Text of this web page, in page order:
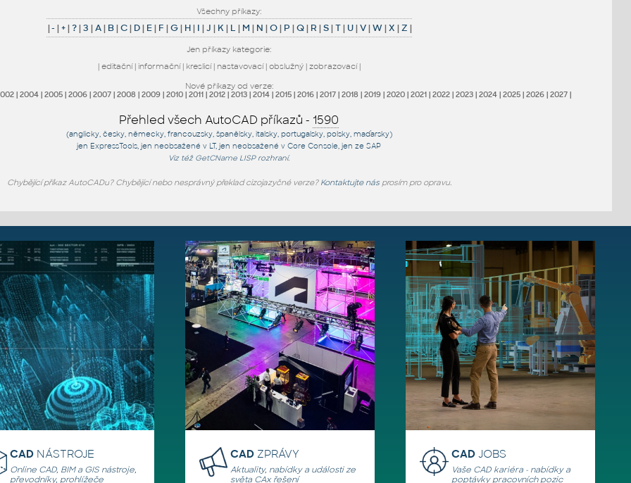
Všechny příkazy:
|- |+|?|3 |A| B|C| D| E| F |G| H| I |J | K| L | M | N |O| P |Q| R |S|T| U|V|W|X |Z |
Jen příkazy kategorie:
| editační| informační| kreslicí| nastavovací| obslužný| zobrazovací|
Nové příkazy od verze:
| 2004| 2005| 2006| 2007| 2008 | 2009| 2010| 2011| 2012| 2013| 2014| 2015| 2016| 2017| 2018 | 2019| 2020| 2021| 2022| 2023| 2024| 2025| 2026| 2027|
Přehled všech AutoCAD příkazů - 1590
(anglicky, česky, německy, francouzsky, španělsky, italsky, portugalsky, polsky, maďarsky)
jen ExpressTools, jenneobsažené v LT, jenneobsažené v Core Console, jenze SAP
Viz též GetCName LISP rozhraní.
Chybějící příkaz AutoCADu? Chybějící nebo nesprávný překlad cizojazyčné verze? Kontaktujte násprosím pro opravu.
CAD NÁSTROJE
Online CAD, BIM a GIS nástroje,
převodníky, prohlížeče
CAD ZPRÁVY
Aktuality, nabídky a události ze
světa CAx řešení
CADJOBS
Vaše CAD kariéra - nabídky a
poptávky pracovních pozic